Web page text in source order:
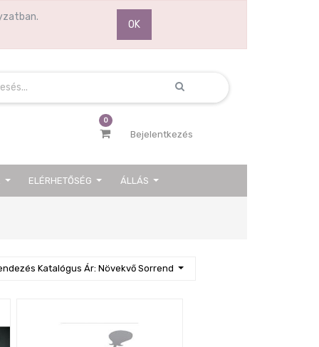
OK
0
Bejelentkezés
ELÉRHETŐSÉG ÁLLÁS
Katalógus Ár: Növekvő Sorrend